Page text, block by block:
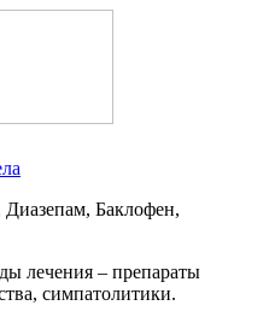
Баклофен,
лечения – препараты
симпатолитики.